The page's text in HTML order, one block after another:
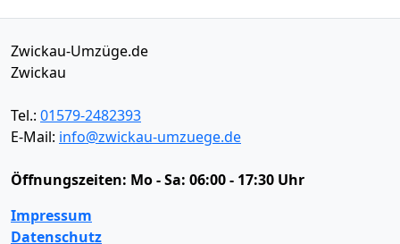
Zwickau-Umzüge.de
Zwickau
Tel.: 01579-2482393
E-Mail: info@zwickau-umzuege.de
Öffnungszeiten: Mo - Sa: 06:00 - 17:30 Uhr
Impressum
Datenschutz